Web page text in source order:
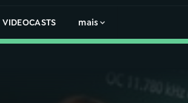
VIDEOCASTS mais